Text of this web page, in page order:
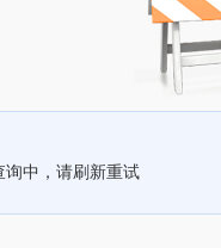
询中，请刷新重试